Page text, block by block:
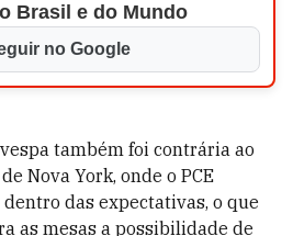
Brasil e do Mundo
no Google
também foi contrária ao
Nova York, onde o PCE
das expectativas, o que
as mesas a possibilidade de